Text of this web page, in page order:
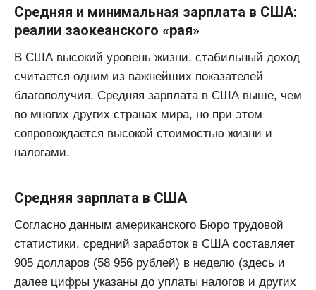
Средняя и минимальная зарплата в США:
реалии заокеанского «‎рая»‎
В США высокий уровень жизни, стабильный доход
считается одним из важнейших показателей
благополучия. Средняя зарплата в США выше, чем
во многих других странах мира, но при этом
сопровождается высокой стоимостью жизни и
налогами.
Средняя зарплата в США
Согласно данным американского Бюро трудовой
статистики, средний заработок в США составляет
905 долларов (58 956 рублей) в неделю (здесь и
далее цифры указаны до уплаты налогов и других